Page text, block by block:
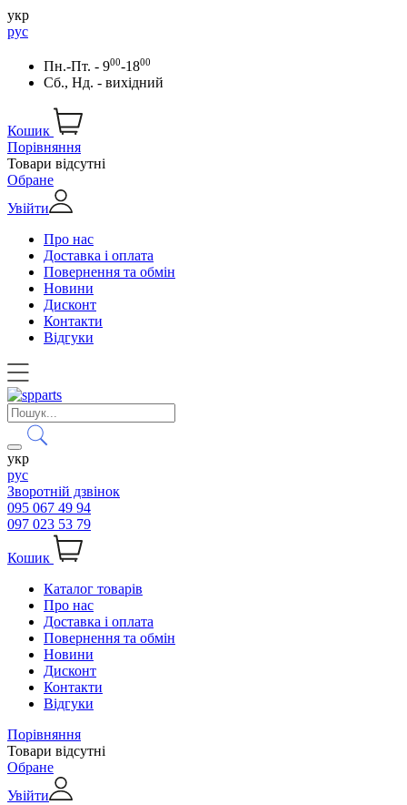
укр
рус
Пн.-Пт. - 900-1800
Сб., Нд. - вихідний
Кошик
Порівняння
Товари відсутні
Обране
Увійти
Про нас
Доставка і оплата
Повернення та обмін
Новини
Дисконт
Контакти
Відгуки
укр
рус
Зворотній дзвінок
095 067 49 94
097 023 53 79
Кошик
Каталог товарів
Про нас
Доставка і оплата
Повернення та обмін
Новини
Дисконт
Контакти
Відгуки
Порівняння
Товари відсутні
Обране
Увійти